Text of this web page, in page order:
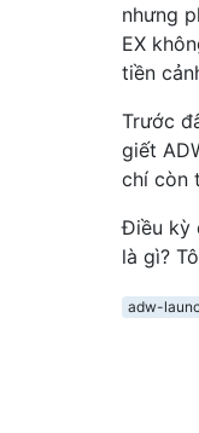
nhưng
EX
tiền
Trước
giết
chí còn
Điều kỳ
là gì?
adw-